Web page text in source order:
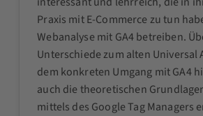
Praxis mit E-Commerce zu tun
Webanalyse mit GA4 betreiben.
Unterschiede zum alten Universal
dem konkreten Umgang mit GA4
auch die theoretischen
mittels des Google Tag Managers